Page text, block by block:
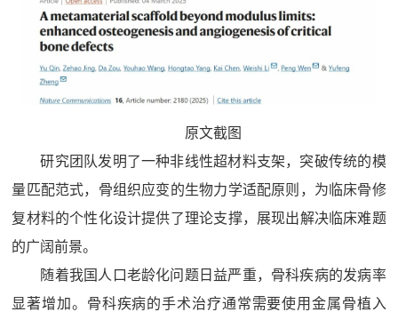
原文截图
研究团队发明了一种非线性超材料支架，突破传统的模
量匹配范式，骨组织应变的生物力学适配原则，为临床骨修
复材料的个性化设计提供了理论支撑，展现出解决临床难题
的广阔前景。
随着我国人口老龄化问题日益严重，骨科疾病的发病率
显著增加。骨科疾病的手术治疗通常需要使用金属骨植入